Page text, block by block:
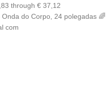
through € 37,12
do Corpo, 24 polegadas 🌈
com